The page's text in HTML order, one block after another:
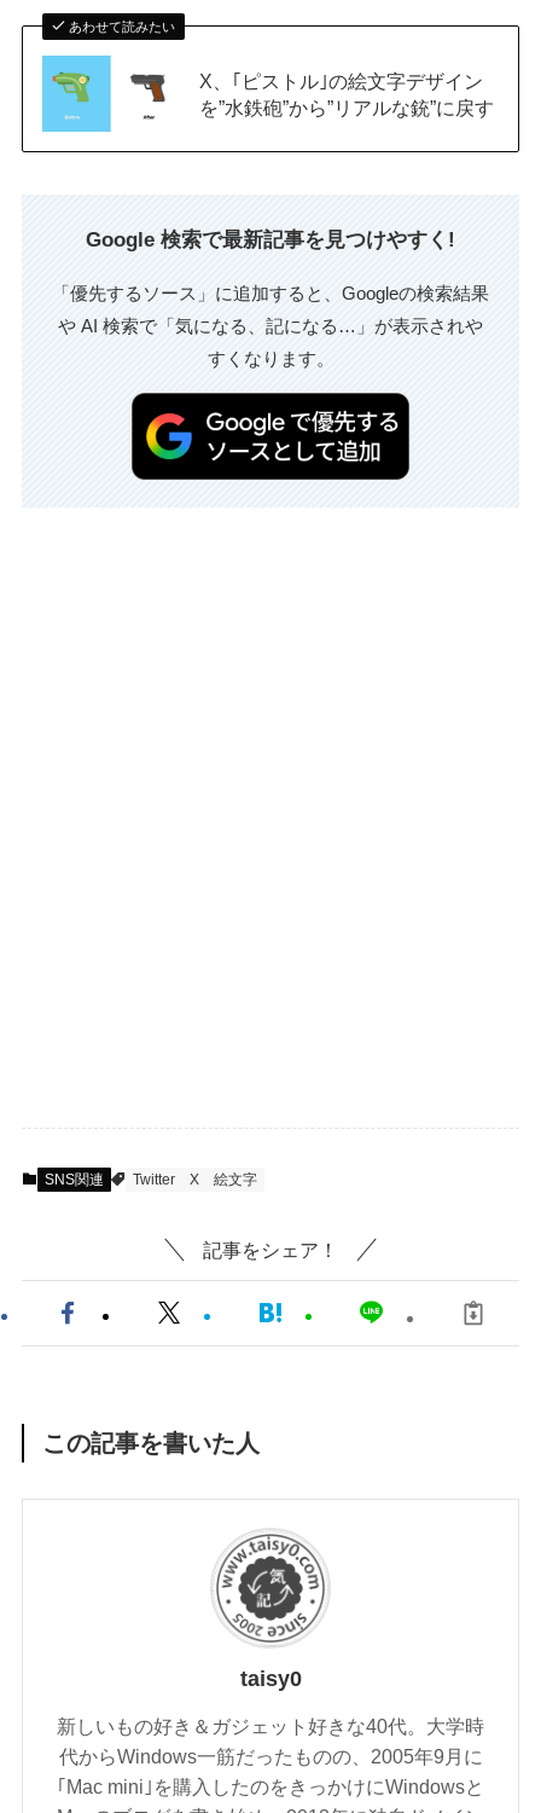
あわせて読みたい
X、｢ピストル｣の絵文字デザイン
を”水鉄砲”から”リアルな銃”に戻す
Google 検索で最新記事を見つけやすく!
「優先するソース」に追加すると、Googleの検索結果
や AI 検索で「気になる、記になる…」が表示されや
すくなります。
SNS関連 Twitter X 絵文字
記事をシェア！
この記事を書いた人
taisy0
新しいもの好き＆ガジェット好きな40代。大学時
代からWindows一筋だったものの、2005年9月に
｢Mac mini｣を購入したのをきっかけにWindowsと